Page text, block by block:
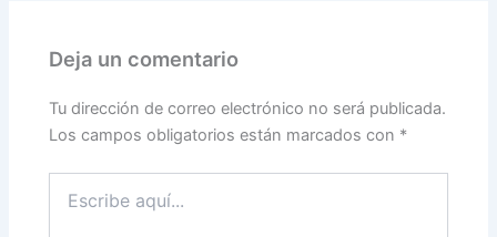
Deja un comentario
Tu dirección de correo electrónico no será publicada.
Los campos obligatorios están marcados con *
aquí...